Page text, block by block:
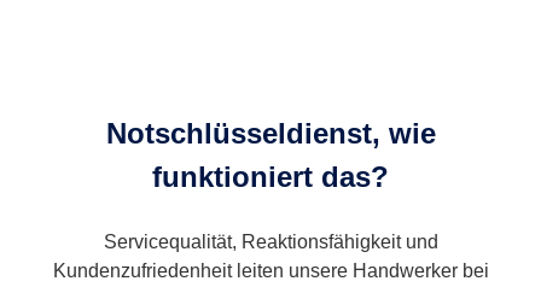
Notschlüsseldienst, wie
funktioniert das?
Servicequalität, Reaktionsfähigkeit und
Kundenzufriedenheit leiten unsere Handwerker bei